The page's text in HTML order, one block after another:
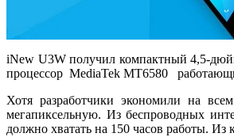
iNew U3W получил компактный 4,5-
процессор MediaTek MT6580
Хотя разработчики экономили на
мегапиксельную. Из беспроводных
должно хватать на 150 часов работы.